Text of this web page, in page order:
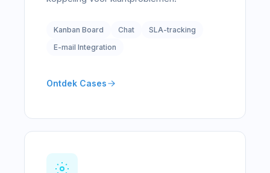
Kanban Board Chat
SLA-tracking
E-mail Integration
Ontdek Cases